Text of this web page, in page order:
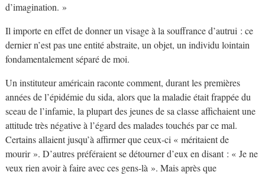
d’imagination. »
Il importe en effet de donner un visage à la souffrance d’autrui : ce
dernier n’est pas une entité abstraite, un objet, un individu lointain
fondamentalement séparé de moi.
Un instituteur américain raconte comment, durant les premières
années de l’épidémie du sida, alors que la maladie était frappée du
sceau de l’infamie, la plupart des jeunes de sa classe affichaient une
attitude très négative à l’égard des malades touchés par ce mal.
Certains allaient jusqu’à affirmer que ceux-ci « méritaient de
mourir ». D’autres préféraient se détourner d’eux en disant : « Je ne
veux rien avoir à faire avec ces gens-là ». Mais après que